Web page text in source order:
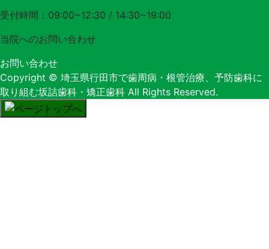
受付時間：09:00~12:30 / 14:30~19:00
当院へのお問い合わせ
お問い合わせ
Copyright © 埼玉県行田市で歯周病・根管治療、予防歯科に
取り組む坂詰歯科・矯正歯科 All Rights Reserved.